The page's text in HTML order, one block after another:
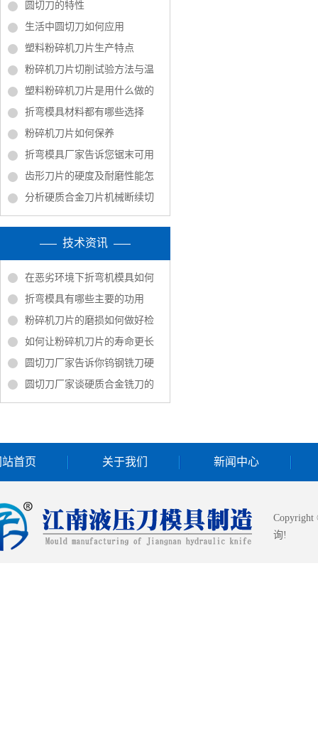
圆切刀的特性
生活中圆切刀如何应用
塑料粉碎机刀片生产特点
粉碎机刀片切削试验方法与温
塑料粉碎机刀片是用什么做的
折弯模具材料都有哪些选择
粉碎机刀片如何保养
折弯模具厂家告诉您锯末可用
齿形刀片的硬度及耐磨性能怎
分析硬质合金刀片机械断续切
技术资讯
在恶劣环境下折弯机模具如何
折弯模具有哪些主要的功用
粉碎机刀片的磨损如何做好检
如何让粉碎机刀片的寿命更长
圆切刀厂家告诉你钨钢铣刀硬
圆切刀厂家谈硬质合金铣刀的
首页 关于我们 新闻中心
Copyright
询!